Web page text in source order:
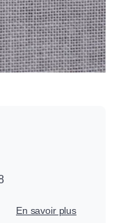
En savoir plus